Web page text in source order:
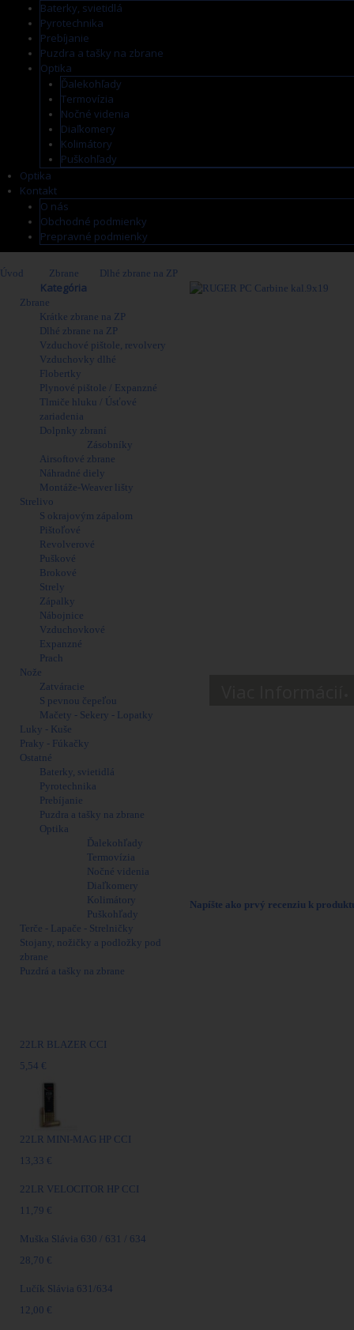
Baterky, svietidlá
Pyrotechnika
Prebíjanie
Puzdra a tašky na zbrane
Optika
Ďalekohľady
Termovízia
Nočné videnia
Diaľkomery
Kolimátory
Puškohľady
Optika
Kontakt
O nás
Obchodné podmienky
Prepravné podmienky
Úvod Zbrane Dlhé zbrane na ZP
Kategória
Zbrane
Krátke zbrane na ZP
Dlhé zbrane na ZP
Vzduchové pištole, revolvery
Vzduchovky dlhé
Flobertky
Plynové pištole / Expanzné
Tlmiče hluku / Úsťové
zariadenia
Dolpnky zbraní
Zásobníky
Airsoftové zbrane
Náhradné diely
Montáže-Weaver lišty
Strelivo
S okrajovým zápalom
Pištoľové
Revolverové
Puškové
Brokové
Strely
Zápalky
Nábojnice
Vzduchovkové
Expanzné
Prach
Nože
Zatváracie
S pevnou čepeľou
Mačety - Sekery - Lopatky
Luky - Kuše
Praky - Fúkačky
Ostatné
Baterky, svietidlá
Pyrotechnika
Prebíjanie
Puzdra a tašky na zbrane
Optika
Ďalekohľady
Termovízia
Nočné videnia
Diaľkomery
Kolimátory
Puškohľady
Terče - Lapače - Strelničky
Stojany, nožičky a podložky pod
zbrane
Puzdrá a tašky na zbrane
22LR BLAZER CCI
5,54 €
22LR MINI-MAG HP CCI
13,33 €
22LR VELOCITOR HP CCI
11,79 €
Muška Slávia 630 / 631 / 634
28,70 €
Lučík Slávia 631/634
12,00 €
Napíšte ako prvý recenziu k